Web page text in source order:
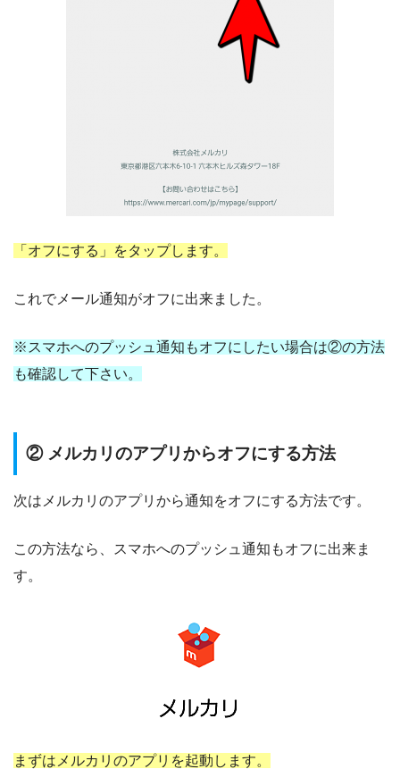
「オフにする」をタップします。
これでメール通知がオフに出来ました。
※スマホへのプッシュ通知もオフにしたい場合は②の方法
も確認して下さい。
② メルカリのアプリからオフにする方法
次はメルカリのアプリから通知をオフにする方法です。
この方法なら、スマホへのプッシュ通知もオフに出来ま
す。
まずはメルカリのアプリを起動します。